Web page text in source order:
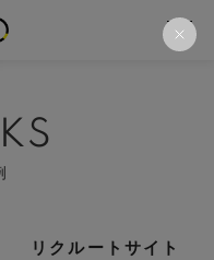
リクルートサイト